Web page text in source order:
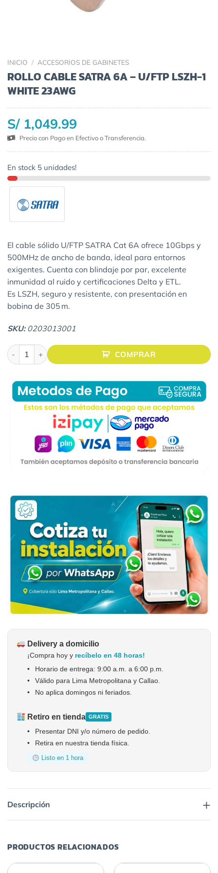
INICIO / ACCESORIOS DE GABINETES
ROLLO CABLE SATRA 6A – U/FTP LSZH-1
WHITE 23AWG
S/ 1,049.99
Precio con Pago en Efectivo o Transferencia.
En stock 5 unidades!
El cable sólido U/FTP SATRA Cat 6A ofrece 10Gbps y
500MHz de ancho de banda, ideal para entornos
exigentes. Cuenta con blindaje por par, excelente
inmunidad al ruido y certificaciones Delta y ETL.
Es LSZH, seguro y resistente, con presentación en
bobina de 305 m.
SKU:0203013001
ROLLO CABLE SATRA 6A - U/FTP LSZH-1 WHITE 23AWG
COMPRAR
Delivery a domicilio
¡Compra hoy y recíbelo en 48 horas!
•
Horario de entrega: 9:00 a.m. a 6:00 p.m.
•
Válido para Lima Metropolitana y Callao.
•
No aplica domingos ni feriados.
Retiro en tienda GRATIS
•
Presentar DNI y/o número de pedido.
•
Retira en nuestra tienda física.
Listo en 1 hora
Descripción +
PRODUCTOS RELACIONADOS